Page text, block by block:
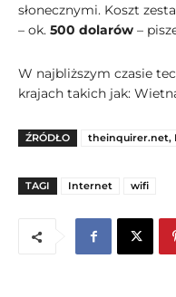
słonecznymi. Koszt
– ok. 500 dolarów –
W najbliższym czasie
krajach takich jak:
ŹRÓDŁO theinquirer.net,
TAGI Internet wifi